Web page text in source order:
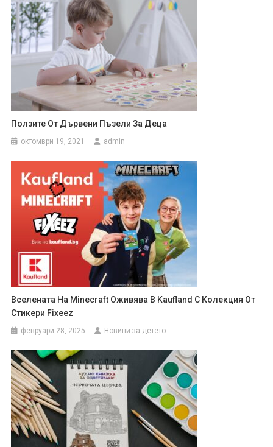
Ползите От Дървени Пъзели За Деца
октомври 19, 2021 admin
Вселената На Minecraft Оживява В Kaufland С Колекция От
Стикери Fixeez
февруари 28, 2025 Новини за детето